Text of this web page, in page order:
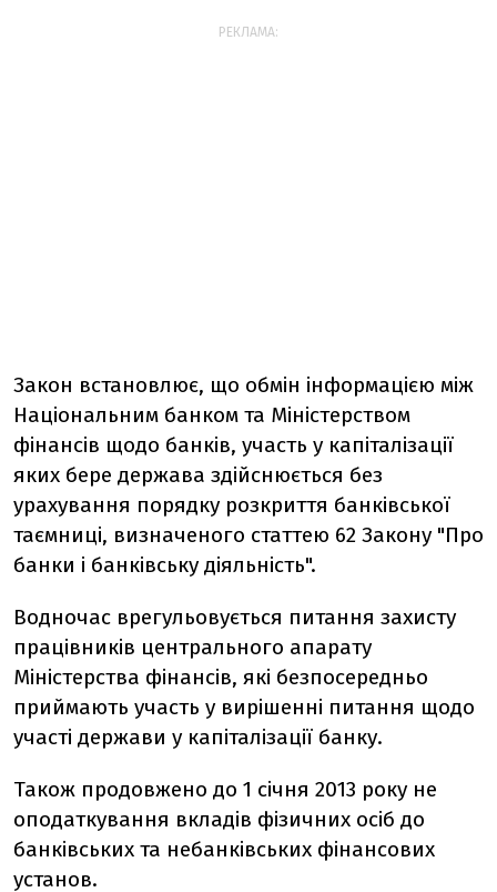
РЕКЛАМА:
Закон встановлює, що обмін інформацією між
Національним банком та Міністерством
фінансів щодо банків, участь у капіталізації
яких бере держава здійснюється без
урахування порядку розкриття банківської
таємниці, визначеного статтею 62 Закону "Про
банки і банківську діяльність".
Водночас врегульовується питання захисту
працівників центрального апарату
Міністерства фінансів, які безпосередньо
приймають участь у вирішенні питання щодо
участі держави у капіталізації банку.
Також продовжено до 1 січня 2013 року не
оподаткування вкладів фізичних осіб до
банківських та небанківських фінансових
установ.